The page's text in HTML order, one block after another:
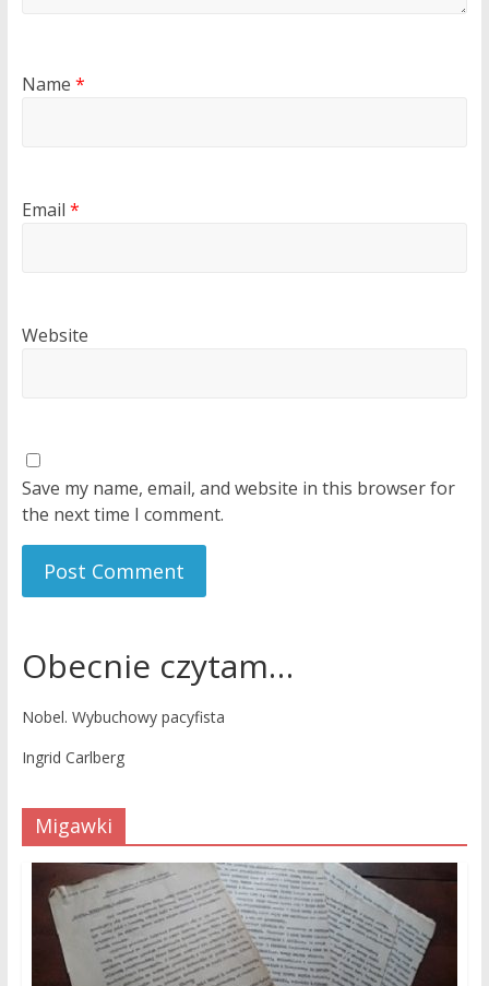
Name *
Email *
Website
Save my name, email, and website in this browser for
the next time I comment.
Obecnie czytam…
Nobel. Wybuchowy pacyfista
Ingrid Carlberg
Migawki